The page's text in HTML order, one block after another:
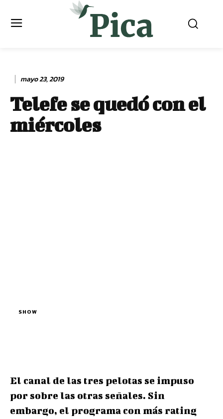
mayo 23, 2019
Telefe se quedó con el
miércoles
SHOW
El canal de las tres pelotas se impuso
por sobre las otras señales. Sin
embargo, el programa con más rating